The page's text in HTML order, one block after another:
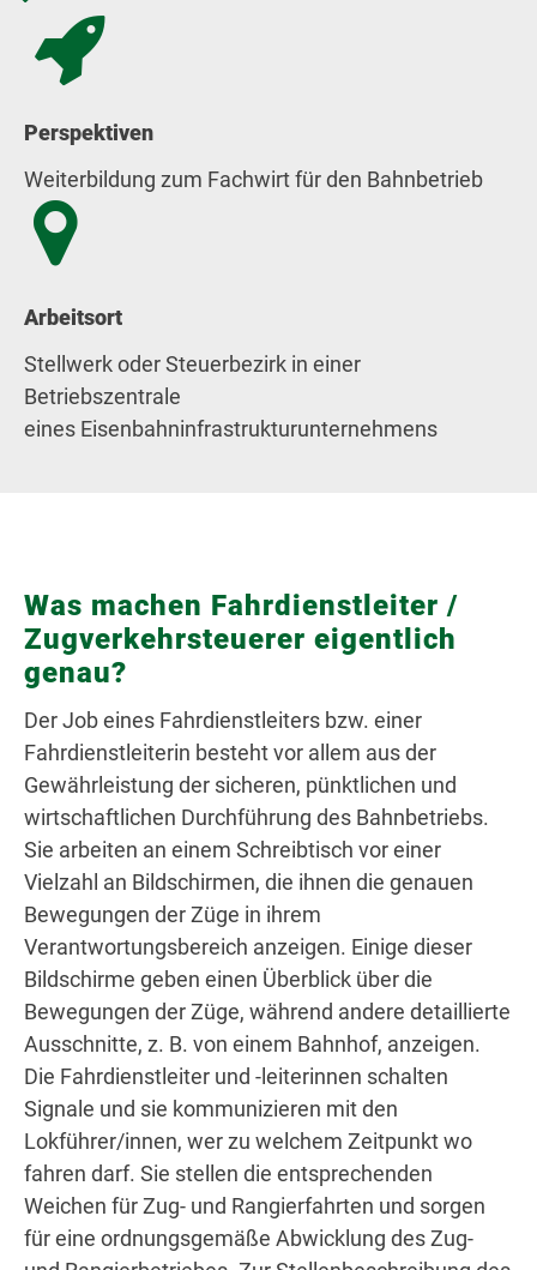
Perspektiven
Weiterbildung zum Fachwirt für den Bahnbetrieb
Arbeitsort
Stellwerk oder Steuerbezirk in einer
Betriebszentrale
eines Eisenbahninfrastrukturunternehmens
Was machen Fahrdienstleiter /
Zugverkehrsteuerer eigentlich
genau?
Der Job eines Fahrdienstleiters bzw. einer
Fahrdienstleiterin besteht vor allem aus der
Gewährleistung der sicheren, pünktlichen und
wirtschaftlichen Durchführung des Bahnbetriebs.
Sie arbeiten an einem Schreibtisch vor einer
Vielzahl an Bildschirmen, die ihnen die genauen
Bewegungen der Züge in ihrem
Verantwortungsbereich anzeigen. Einige dieser
Bildschirme geben einen Überblick über die
Bewegungen der Züge, während andere detaillierte
Ausschnitte, z. B. von einem Bahnhof, anzeigen.
Die Fahrdienstleiter und -leiterinnen schalten
Signale und sie kommunizieren mit den
Lokführer/innen, wer zu welchem Zeitpunkt wo
fahren darf. Sie stellen die entsprechenden
Weichen für Zug- und Rangierfahrten und sorgen
für eine ordnungsgemäße Abwicklung des Zug-